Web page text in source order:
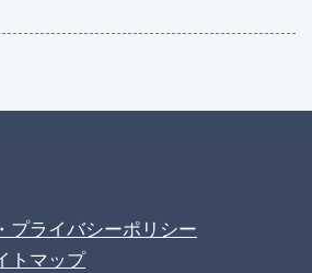
・プライバシーポリシー
トマップ